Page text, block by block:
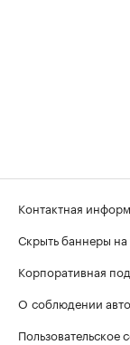
Контактная
Скрыть баннеры
Корпоративная
О соблюдении
Пользовательское